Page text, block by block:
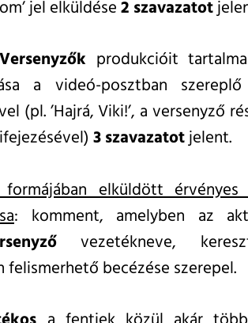
jel elküldése2 szavazatot
Versenyzők produkcióit
a videó-posztban
(pl. ’Hajrá, Viki!’, a versenyző
3 szavazatotjelent.
elküldött érvényes
: komment, amelyben az
vezetékneve,
felismerhető becézése szerepel.